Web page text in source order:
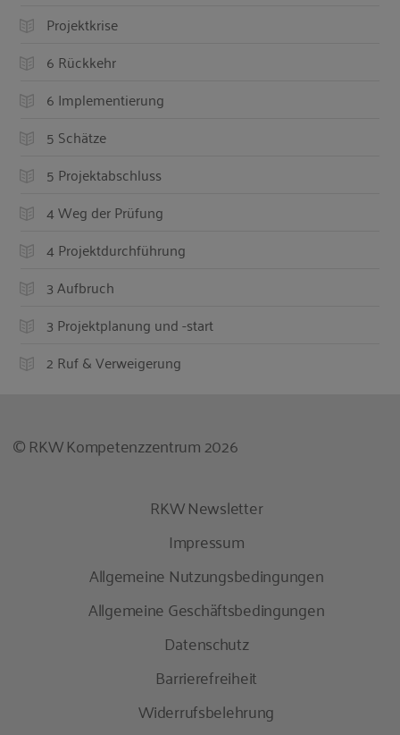
Projektkrise
6 Rückkehr
6 Implementierung
5 Schätze
5 Projektabschluss
4 Weg der Prüfung
4 Projektdurchführung
3 Aufbruch
3 Projektplanung und -start
2 Ruf & Verweigerung
© RKW Kompetenzzentrum 2026
RKW Newsletter
Impressum
Allgemeine Nutzungsbedingungen
Allgemeine Geschäftsbedingungen
Datenschutz
Barrierefreiheit
Widerrufsbelehrung